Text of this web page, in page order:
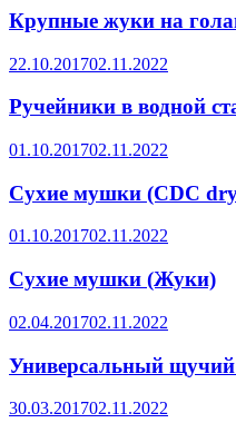
Крупные жуки на
22.10.201702.11.2022
Ручейники в водной
01.10.201702.11.2022
Сухие мушки (CDC
01.10.201702.11.2022
Сухие мушки (Жуки)
02.04.201702.11.2022
Универсальный щучий
30.03.201702.11.2022